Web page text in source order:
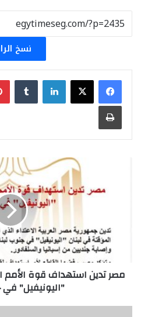
نسخ
لينكدإن
طباعة
استهداف
المتحدة
المؤقتة
"اليونيفيل"
لبنان
مصر تدين استهداف قوة الأمم
"اليونيفيل"